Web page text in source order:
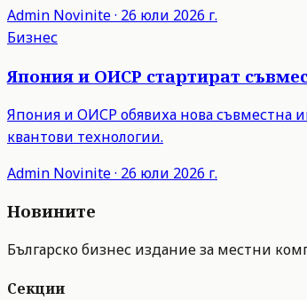
Admin Novinite· 26 юли 2026 г.
Бизнес
Япония и ОИСР стартират
Япония и ОИСР обявиха нова съвместна
квантови технологии.
Admin Novinite· 26 юли 2026 г.
Новините
Българско бизнес издание за местни
Секции